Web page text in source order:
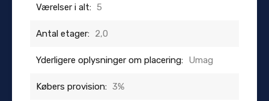
Værelser i alt: 5
Antal etager: 2,0
Yderligere oplysninger om placering: Umag
Købers provision: 3%